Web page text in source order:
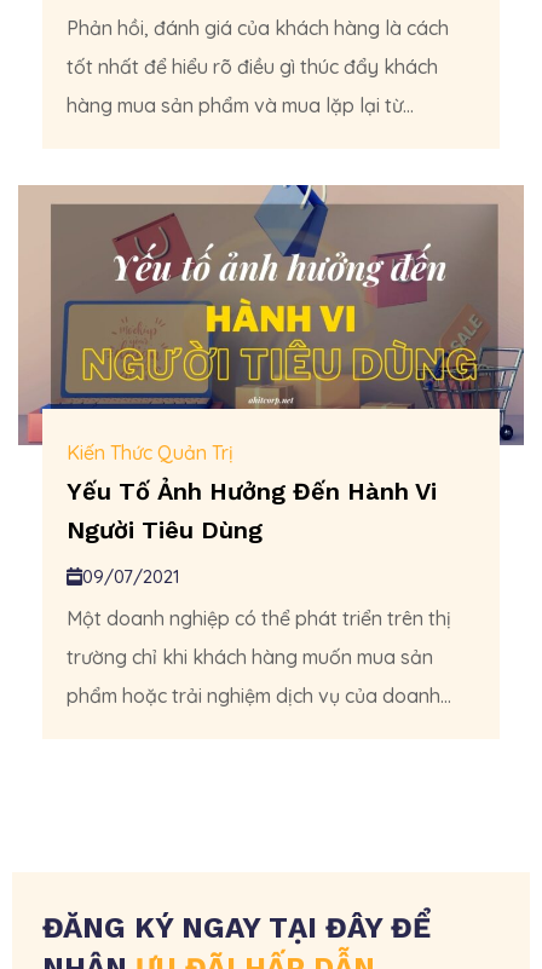
Phản hồi, đánh giá của khách hàng là cách
tốt nhất để hiểu rõ điều gì thúc đẩy khách
hàng mua sản phẩm và mua lặp lại từ...
Kiến Thức Quản Trị
Yếu Tố Ảnh Hưởng Đến Hành Vi
Người Tiêu Dùng
09/07/2021
Một doanh nghiệp có thể phát triển trên thị
trường chỉ khi khách hàng muốn mua sản
phẩm hoặc trải nghiệm dịch vụ của doanh...
ĐĂNG KÝ NGAY TẠI ĐÂY ĐỂ